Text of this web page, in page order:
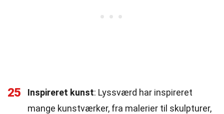
25 Inspireret kunst: Lyssværd har inspireret
mange kunstværker, fra malerier til skulpturer,